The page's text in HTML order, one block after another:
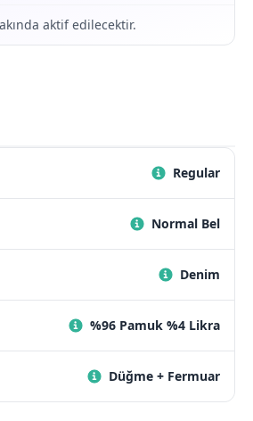
aktif edilecektir.
Regular
Normal Bel
Denim
%96 Pamuk %4 Likra
Düğme + Fermuar